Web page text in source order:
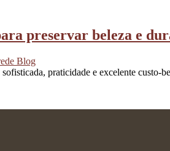
preservar beleza e
Blog
praticidade e excelente custo-